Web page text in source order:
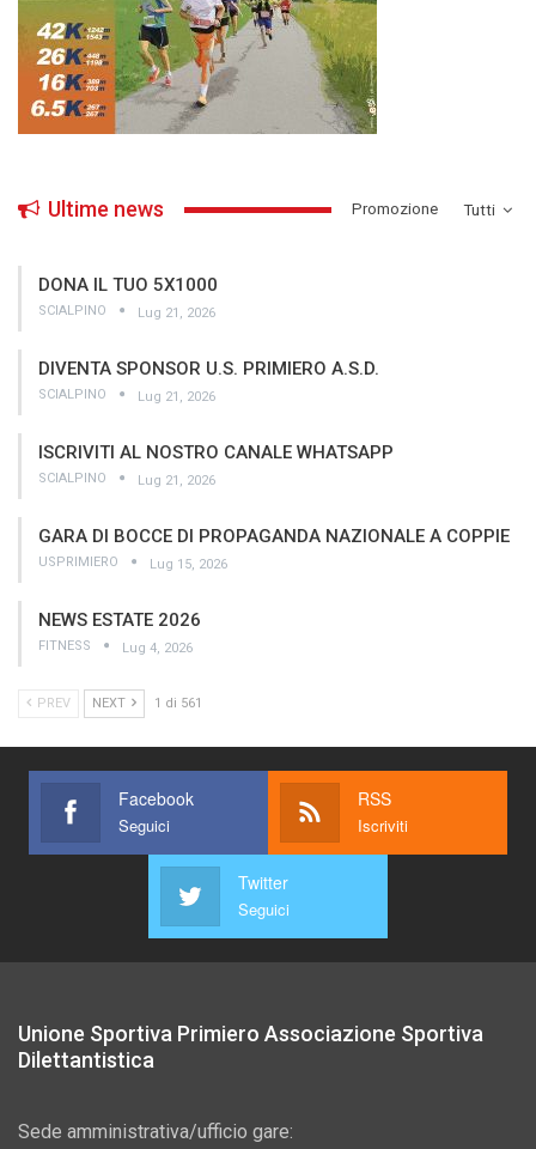
Tutti
Ultime news ­Promozione
DONA IL TUO 5X1000
SCIALPINO Lug 21, 2026
DIVENTA SPONSOR U.S. PRIMIERO A.S.D.
SCIALPINO Lug 21, 2026
ISCRIVITI AL NOSTRO CANALE WHATSAPP
SCIALPINO Lug 21, 2026
GARA DI BOCCE DI PROPAGANDA NAZIONALE A COPPIE
USPRIMIERO Lug 15, 2026
NEWS ESTATE 2026
FITNESS Lug 4, 2026
PREV NEXT 1 di 561
Facebook
Seguici
RSS
Iscriviti
Twitter
Seguici
Unione Sportiva Primiero Associazione Sportiva
Dilettantistica
Sede amministrativa/ufficio gare: